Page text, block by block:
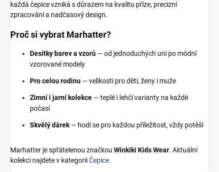
každá čepice vzniká s důrazem na kvalitu příze, precizní
zpracování a nadčasový design.
Proč si vybrat Marhatter?
Desítky barev a vzorů — od jednoduchých uni po módní
vzorované modely
Pro celou rodinu — velikosti pro děti, ženy i muže
Zimní i jarní kolekce — teplé i lehčí varianty na každé
počasí
Skvělý dárek — hodí se pro každou příležitost, vždy potěší
Marhatter je spřátelenou značkou Winkiki Kids Wear. Aktuální
kolekci najdete v kategoriiČepice.